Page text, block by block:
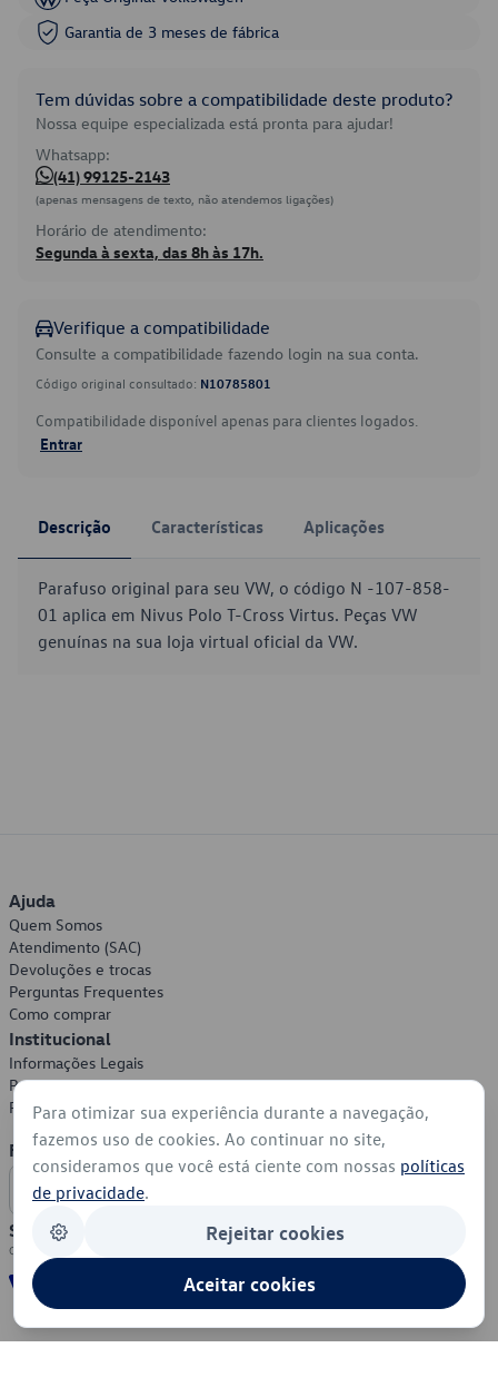
Garantia de 3 meses de fábrica
Tem dúvidas sobre a compatibilidade deste produto?
Nossa equipe especializada está pronta para ajudar!
Whatsapp:
(41) 99125-2143
(apenas mensagens de texto, não atendemos ligações)
Horário de atendimento:
Segunda à sexta, das 8h às 17h.
Verifique a compatibilidade
Consulte a compatibilidade fazendo login na sua conta.
Código original consultado: N10785801
Compatibilidade disponível apenas para clientes logados.
Entrar
Descrição Características Aplicações
Parafuso original para seu VW, o código N -107-858-
01 aplica em Nivus Polo T-Cross Virtus. Peças VW
genuínas na sua loja virtual oficial da VW.
Ajuda
Quem Somos
Atendimento (SAC)
Devoluções e trocas
Perguntas Frequentes
Como comprar
Institucional
Informações Legais
Política de Privacidade
Política de Cookies
Formas de Pagamento
Segurança
Para otimizar sua experiência durante a navegação,
fazemos uso de cookies. Ao continuar no site,
consideramos que você está ciente com nossas políticas
de privacidade.
Rejeitar cookies
Aceitar cookies